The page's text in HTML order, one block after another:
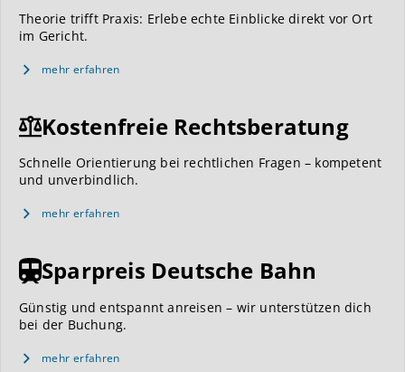
Theorie trifft Praxis: Erlebe echte Einblicke direkt vor Ort
im Gericht.
mehr erfahren
Kostenfreie Rechtsberatung
Schnelle Orientierung bei rechtlichen Fragen – kompetent
und unverbindlich.
mehr erfahren
Sparpreis Deutsche Bahn
Günstig und entspannt anreisen – wir unterstützen dich
bei der Buchung.
mehr erfahren